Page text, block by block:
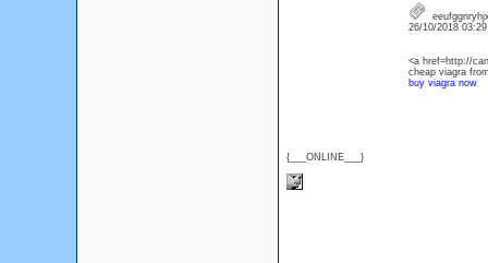
{___ONLINE___}
26/10/2018
<a href=http://
cheap viagra
buy viagra now